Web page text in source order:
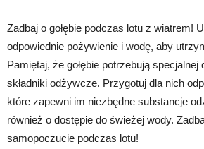
Zadbaj o gołębie podczas lotu z wiatrem!
odpowiednie pożywienie i wodę, aby
Pamiętaj, że gołębie potrzebują specjalnej
składniki odżywcze. Przygotuj dla nich
które zapewni im niezbędne substancje
również o dostępie do świeżej wody.
samopoczucie podczas lotu!